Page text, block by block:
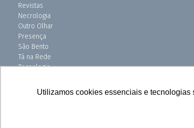
Utilizamos cookies essenciais e
Revistas
Necrologia
Outro Olhar
Presença
São Bento
Tá na Rede
Tecnologia
Uniso Ciência